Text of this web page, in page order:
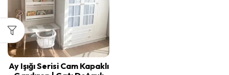
Ay Işığı Serisi Cam Kapaklı